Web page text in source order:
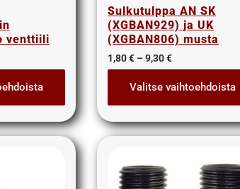
venttiili
Sulkutulppa AN SK
(XGBAN929) ja UK
(XGBAN806) musta
1,80€ – 9,30€
Valitse vaihtoehdoista